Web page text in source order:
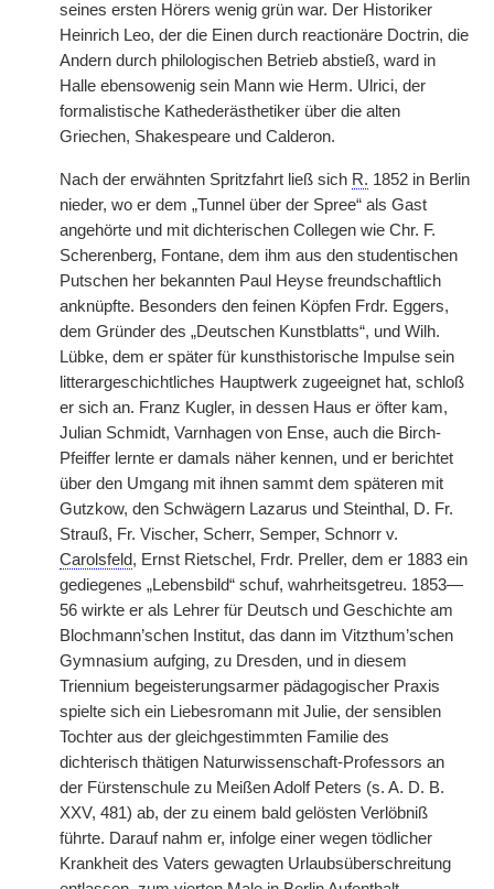
seines ersten Hörers wenig grün war. Der Historiker
Heinrich Leo, der die Einen durch reactionäre Doctrin, die
Andern durch philologischen Betrieb abstieß, ward in
Halle ebensowenig sein Mann wie Herm. Ulrici, der
formalistische Kathederästhetiker über die alten
Griechen, Shakespeare und Calderon.
Nach der erwähnten Spritzfahrt ließ sich R. 1852 in Berlin
nieder, wo er dem „Tunnel über der Spree“ als Gast
angehörte und mit dichterischen Collegen wie Chr. F.
Scherenberg, Fontane, dem ihm aus den studentischen
Putschen her bekannten Paul Heyse freundschaftlich
anknüpfte. Besonders den feinen Köpfen Frdr. Eggers,
dem Gründer des „Deutschen Kunstblatts“, und Wilh.
Lübke, dem er später für kunsthistorische Impulse sein
litterargeschichtliches Hauptwerk zugeeignet hat, schloß
er sich an. Franz Kugler, in dessen Haus er öfter kam,
Julian Schmidt, Varnhagen von Ense, auch die Birch-
Pfeiffer lernte er damals näher kennen, und er berichtet
über den Umgang mit ihnen sammt dem späteren mit
Gutzkow, den Schwägern Lazarus und Steinthal, D. Fr.
Strauß, Fr. Vischer, Scherr, Semper, Schnorr v.
Carolsfeld, Ernst Rietschel, Frdr. Preller, dem er 1883 ein
gediegenes „Lebensbild“ schuf, wahrheitsgetreu. 1853—
56 wirkte er als Lehrer für Deutsch und Geschichte am
Blochmann’schen Institut, das dann im Vitzthum’schen
Gymnasium aufging, zu Dresden, und in diesem
Triennium begeisterungsarmer pädagogischer Praxis
spielte sich ein Liebesromann mit Julie, der sensiblen
Tochter aus der gleichgestimmten Familie des
dichterisch thätigen Naturwissenschaft-Professors an
der Fürstenschule zu Meißen Adolf Peters (s. A. D. B.
XXV, 481) ab, der zu einem bald gelösten Verlöbniß
führte. Darauf nahm er, infolge einer wegen tödlicher
Krankheit des Vaters gewagten Urlaubsüberschreitung